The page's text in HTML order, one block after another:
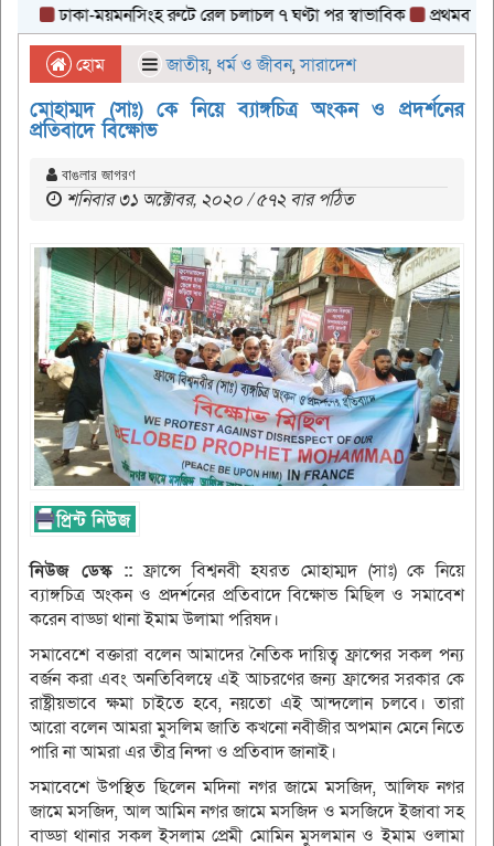
ঢাকা-ময়মনসিংহ রুটে রেল চলাচল ৭ ঘণ্টা পর স্বাভাবিক
প্রথমবারের
হোম জাতীয়, ধর্ম ও জীবন,সারাদেশ
মোহাম্মদ (সাঃ) কে নিয়ে ব্যাঙ্গচিত্র অংকন ও প্রদর্শনের
প্রতিবাদে বিক্ষোভ
বাঙলার জাগরণ
শনিবার ৩১ অক্টোবর, ২০২০ / ৫৭২ বার পঠিত
নিউজ ডেস্ক :: ফ্রান্সে বিশ্বনবী হযরত মোহাম্মদ (সাঃ) কে নিয়ে
ব্যাঙ্গচিত্র অংকন ও প্রদর্শনের প্রতিবাদে বিক্ষোভ মিছিল ও সমাবেশ
করেন বাড্ডা থানা ইমাম উলামা পরিষদ।
সমাবেশে বক্তারা বলেন আমাদের নৈতিক দায়িত্ব ফ্রান্সের সকল পন্য
বর্জন করা এবং অনতিবিলম্বে এই আচরণের জন্য ফ্রান্সের সরকার কে
রাষ্ট্রীয়ভাবে ক্ষমা চাইতে হবে, নয়তো এই আন্দলোন চলবে। তারা
আরো বলেন আমরা মুসলিম জাতি কখনো নবীজীর অপমান মেনে নিতে
পারি না আমরা এর তীব্র নিন্দা ও প্রতিবাদ জানাই।
সমাবেশে উপস্থিত ছিলেন মদিনা নগর জামে মসজিদ, আলিফ নগর
জামে মসজিদ, আল আমিন নগর জামে মসজিদ ও মসজিদে ইজাবা সহ
বাড্ডা থানার সকল ইসলাম প্রেমী মোমিন মুসলমান ও ইমাম ওলামা